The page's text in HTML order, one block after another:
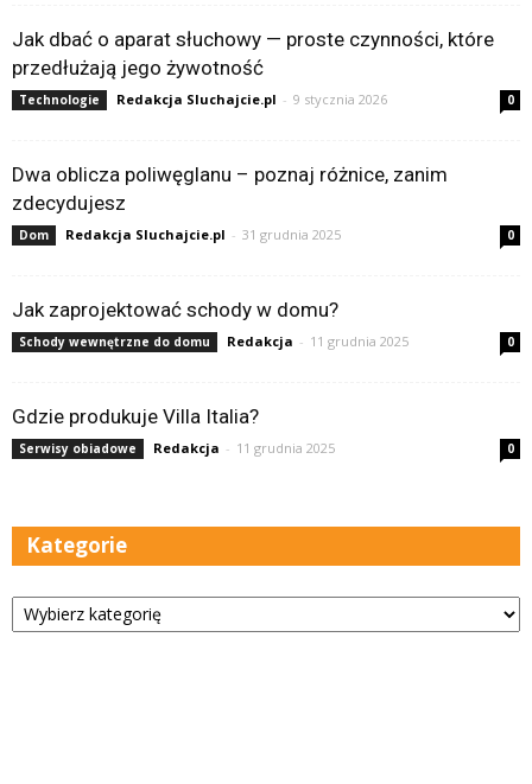
Jak dbać o aparat słuchowy — proste czynności, które
przedłużają jego żywotność
Technologie Redakcja Sluchajcie.pl - 9 stycznia 2026 0
Dwa oblicza poliwęglanu – poznaj różnice, zanim
zdecydujesz
Dom Redakcja Sluchajcie.pl - 31 grudnia 2025 0
Jak zaprojektować schody w domu?
Schody wewnętrzne do domu Redakcja - 11 grudnia 2025 0
Gdzie produkuje Villa Italia?
Serwisy obiadowe Redakcja - 11 grudnia 2025 0
Kategorie
Kategorie